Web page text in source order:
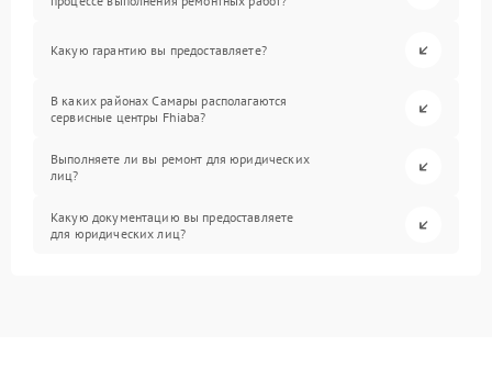
Какую гарантию вы предоставляете?
В каких районах Самары располагаются
сервисные центры Fhiaba?
Выполняете ли вы ремонт для юридических
лиц?
Какую документацию вы предоставляете
для юридических лиц?